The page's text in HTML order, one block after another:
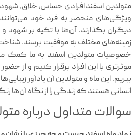
متولدین اسفند افرادی حساس، خلاق،
ویژگی‌های منحصر به فرد خود می‌توانند
دیگران بگذارند. آن‌ها با تکیه بر شهود
زمینه‌های مختلف به موفقیت برسند.
خصوصیات متولدین اسفند به ما کمک
موثرتری با این افراد برقرار کنیم و از
ببریم. این ماه و متولدین آن یادآور
انسانی هستند که زندگی را از نگاه آن‌ها
سوالات متداول درباره